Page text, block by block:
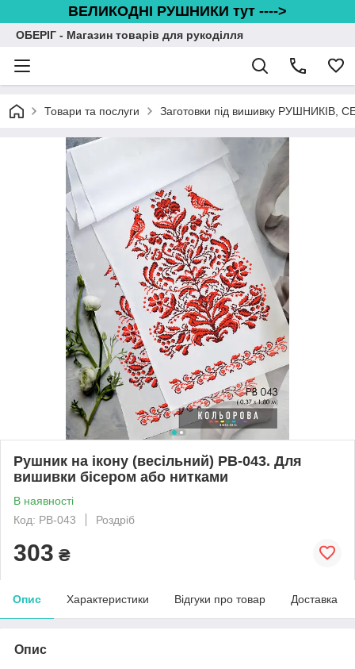
ВЕЛИКОДНІ РУШНИКИ тут ---->
ОБЕРІГ - Магазин товарів для рукоділля
Товари та послуги Заготовки під вишивку РУШНИКІВ,
Рушник на ікону (весільний) РВ-043. Для
вишивки бісером або нитками
В наявності
Код: РВ-043
Роздріб
303 ₴
Опис Характеристики Відгуки про товар Доставка
Опис